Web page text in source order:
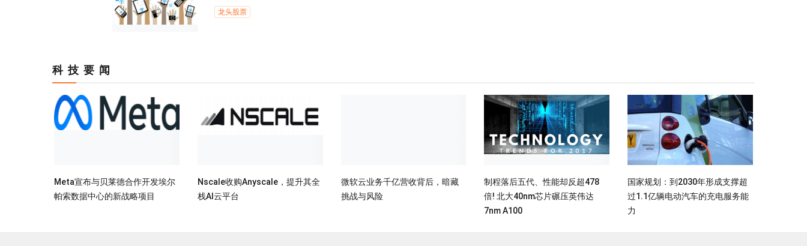
龙头股票
科技要闻
Meta宣布与贝莱德合作开发埃尔
帕索数据中心的新战略项目
Nscale收购Anyscale，提升其全
栈AI云平台
微软云业务千亿营收背后，暗藏
挑战与风险
制程落后五代、性能却反超478
倍! 北大40nm芯片碾压英伟达
7nm A100
国家规划：到2030年形成支撑超
过1.1亿辆电动汽车的充电服务能
力